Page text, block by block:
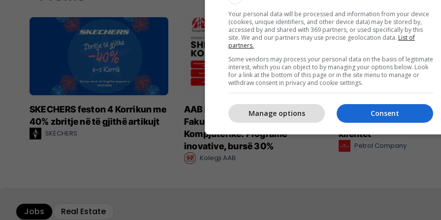
SKECHERS feston 4 Korrikun me
40% zbritje në të gjithë artikujt
SKECHERS
AAB hap regjistrimet në
Fakultetin e Shkencave
Kompjuterike: Programe
inovative, bursë 30%
Kolegji AAB
Petrol Company
ofrojë cilësi dhe kursim
klientët
Petrol Company
Jobs Real Estate
Your personal data will be processed and information from your device
(cookies, unique identifiers, and other device data) may be stored by,
accessed by and shared with 369 partners, or used specifically by this
site. We and our partners may use precise geolocation data. List of
partners.
Some vendors may process your personal data on the basis of legitimate
interest, which you can object to by managing your options below. Look
for a link at the bottom of this page or in the site menu to manage or
withdraw consent in privacy and cookie settings.
Consent
Manage options